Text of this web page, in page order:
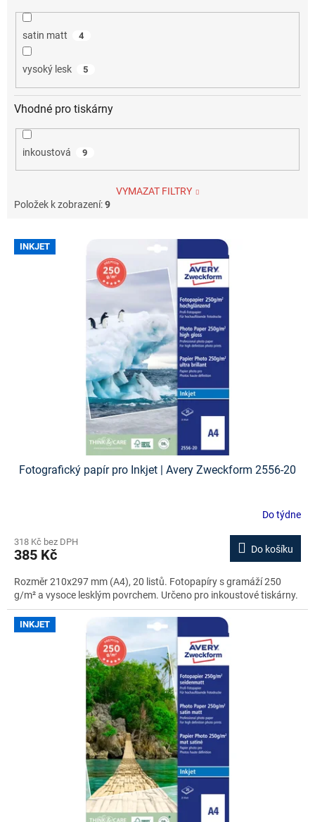
satin matt 4
vysoký lesk 5
Vhodné pro tiskárny
inkoustová 9
VYMAZAT FILTRY
Položek k zobrazení:9
V INKJET
Fotografický papír pro Inkjet | Avery Zweckform 2556-20
Do týdne
318 Kč bez DPH
385 Kč Do košíku
Rozměr 210x297 mm (A4), 20 listů. Fotopapíry s gramáží 250
g/m² a vysoce lesklým povrchem. Určeno pro inkoustové tiskárny.
INKJET